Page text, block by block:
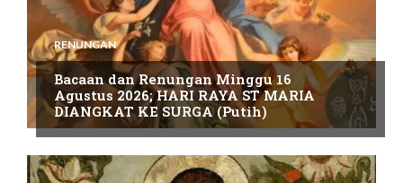
RENUNGAN
Bacaan dan Renungan Minggu 16
Agustus 2026; HARI RAYA ST MARIA
DIANGKAT KE SURGA (Putih)